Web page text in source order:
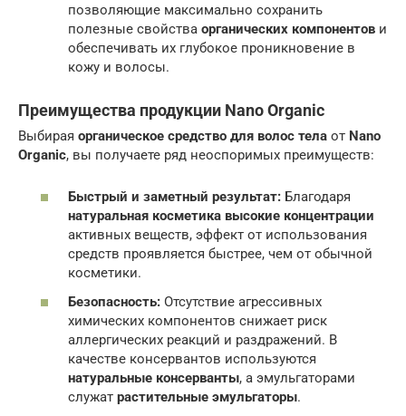
позволяющие максимально сохранить
полезные свойства органических компонентов и
обеспечивать их глубокое проникновение в
кожу и волосы.
Преимущества продукции Nano Organic
Выбирая органическое средство для волос тела от Nano
Organic, вы получаете ряд неоспоримых преимуществ:
Быстрый и заметный результат: Благодаря
натуральная косметика высокие концентрации
активных веществ, эффект от использования
средств проявляется быстрее, чем от обычной
косметики.
Безопасность: Отсутствие агрессивных
химических компонентов снижает риск
аллергических реакций и раздражений. В
качестве консервантов используются
натуральные консерванты, а эмульгаторами
служат растительные эмульгаторы.